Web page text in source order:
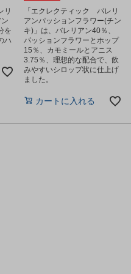
リ
を
ハ
「エクレクティック バレリ
アンパッションフラワー(チン
キ)」は、バレリアン40％、
パッションフラワーとホップ
15％、カモミールとアニス
3.75％、理想的な配合で、飲
みやすいシロップ状に仕上げ
ました。
カートに入れる